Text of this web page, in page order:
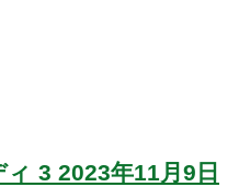
ィ 3 2023年11月9日